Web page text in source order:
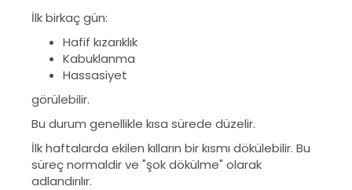
İlk birkaç gün:
Hafif kızarıklık
Kabuklanma
Hassasiyet
görülebilir.
Bu durum genellikle kısa sürede düzelir.
İlk haftalarda ekilen kılların bir kısmı dökülebilir. Bu
süreç normaldir ve "şok dökülme" olarak
adlandırılır.